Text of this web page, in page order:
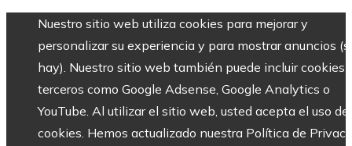
Nuestro sitio web utiliza cookies para mejorar y
personalizar su experiencia y para mostrar anuncios
hay). Nuestro sitio web también puede incluir cookies
terceros como Google Adsense, Google Analytics o
YouTube. Al utilizar el sitio web, usted acepta el uso de
cookies. Hemos actualizado nuestra Política de